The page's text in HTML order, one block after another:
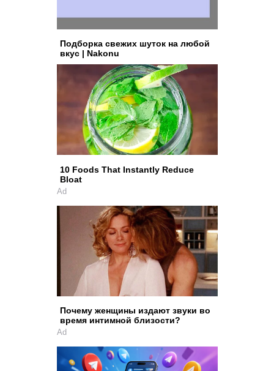
Подборка свежих шуток на любой
вкус | Nakonu
10 Foods That Instantly Reduce
Bloat
Ad
Почему женщины издают звуки во
время интимной близости?
Ad